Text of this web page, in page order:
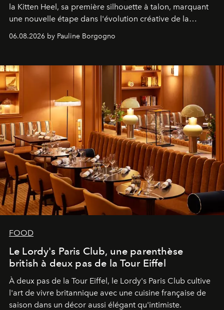
la Kitten Heel, sa première silhouette à talon, marquant
une nouvelle étape dans l'évolution créative de la
06.08.2026 by Pauline Borgogno
FOOD
Le Lordy's Paris Club, une parenthèse
british à deux pas de la Tour Eiffel
À deux pas de la Tour Eiffel, le Lordy's Paris Club cultive
l'art de vivre britannique avec une cuisine française de
saison dans un décor aussi élégant qu'intimiste.